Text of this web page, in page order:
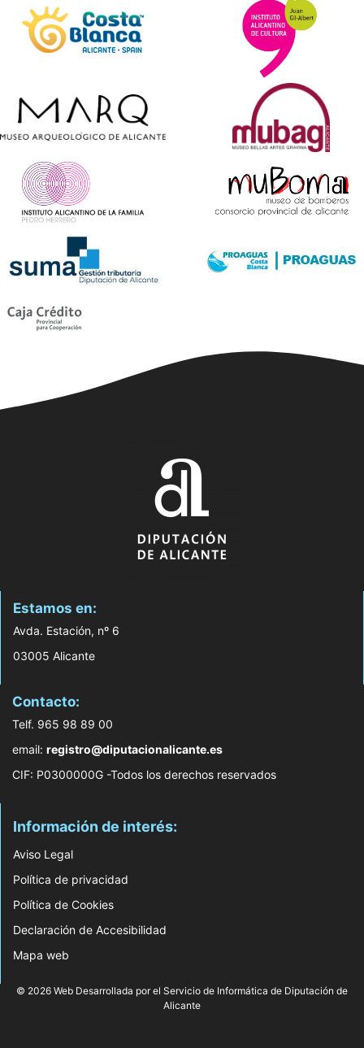
Estamos en:
Avda. Estación, nº 6
03005 Alicante
Contacto:
Telf. 965 98 89 00
email: registro@diputacionalicante.es
CIF: P0300000G -Todos los derechos reservados
Información de interés:
Aviso Legal
Política de privacidad
Política de Cookies
Declaración de Accesibilidad
Mapa web
© 2026 Web Desarrollada por el Servicio de Informática de Diputación de
Alicante